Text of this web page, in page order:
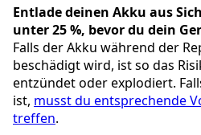
Entlade deinen Akku aus
unter 25 %, bevor du dein
Falls der Akku während der
beschädigt wird, ist so das
entzündet oder explodiert.
ist, musst du entsprechende
treffen.